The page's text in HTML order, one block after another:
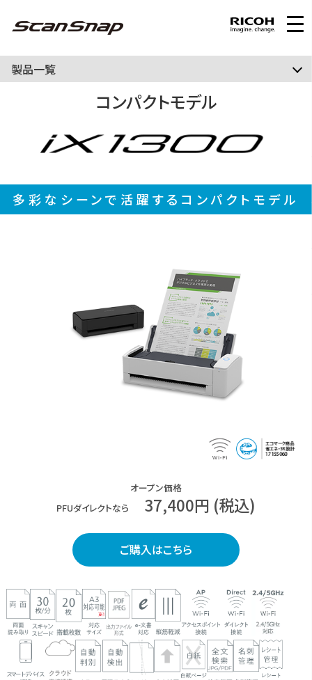
製品一覧
コンパクトモデル
多彩なシーンで活躍する コンパクトモデル
オープン価格
PFUダイレクトなら
37,400円 (税込)
ご購入はこちら